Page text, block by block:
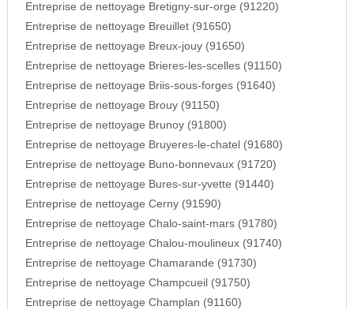
Entreprise de nettoyage Bretigny-sur-orge (91220)
Entreprise de nettoyage Breuillet (91650)
Entreprise de nettoyage Breux-jouy (91650)
Entreprise de nettoyage Brieres-les-scelles (91150)
Entreprise de nettoyage Briis-sous-forges (91640)
Entreprise de nettoyage Brouy (91150)
Entreprise de nettoyage Brunoy (91800)
Entreprise de nettoyage Bruyeres-le-chatel (91680)
Entreprise de nettoyage Buno-bonnevaux (91720)
Entreprise de nettoyage Bures-sur-yvette (91440)
Entreprise de nettoyage Cerny (91590)
Entreprise de nettoyage Chalo-saint-mars (91780)
Entreprise de nettoyage Chalou-moulineux (91740)
Entreprise de nettoyage Chamarande (91730)
Entreprise de nettoyage Champcueil (91750)
Entreprise de nettoyage Champlan (91160)